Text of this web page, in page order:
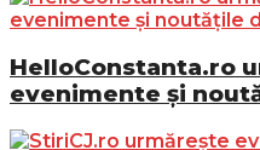
HelloConstanta.ro
evenimente și